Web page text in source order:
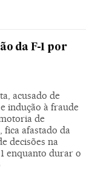
da F-1 por
acusado de
indução à fraude
de
fica afastado da
decisões na
enquanto durar o